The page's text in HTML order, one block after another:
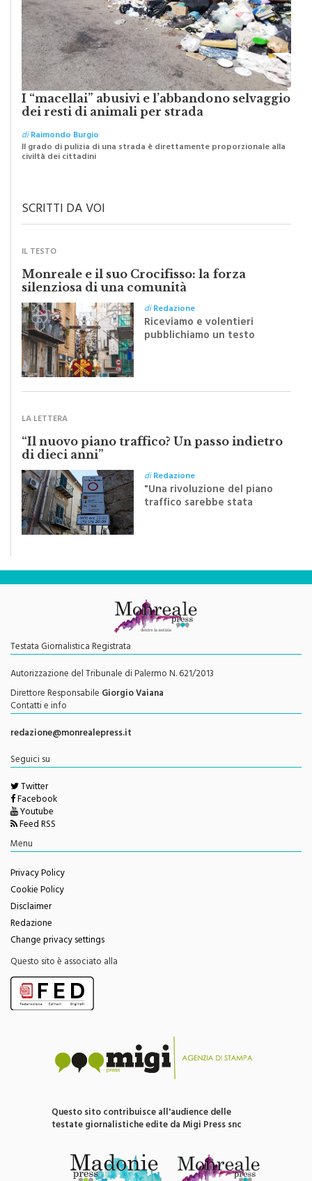
I “macellai” abusivi e l’abbandono selvaggio
dei resti di animali per strada
diRaimondo Burgio
Il grado di pulizia di una strada è direttamente proporzionale alla
civiltà dei cittadini
SCRITTI DA VOI
IL TESTO
Monreale e il suo Crocifisso: la forza
silenziosa di una comunità
diRedazione
Riceviamo e volentieri
pubblichiamo un testo
Festa del Santissimo
LA LETTERA
“Il nuovo piano traffico? Un passo indietro
di dieci anni”
diRedazione
"Una rivoluzione del piano
traffico sarebbe stata
Testata Giornalistica Registrata
Autorizzazione del Tribunale di Palermo N. 621/2013
Direttore Responsabile Giorgio Vaiana
Contatti e info
redazione@monrealepress.it
Seguici su
Twitter
Facebook
Youtube
Feed RSS
Menu
Privacy Policy
Cookie Policy
Disclaimer
Redazione
Change privacy settings
Questo sito è associato alla
Questo sito contribuisce all'audience delle
testate giornalistiche edite da Migi Press snc